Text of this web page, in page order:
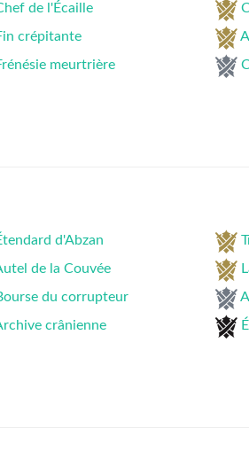
de l'Écaille
crépitante
meurtrière
d'Abzan
de la Couvée
du corrupteur
crânienne